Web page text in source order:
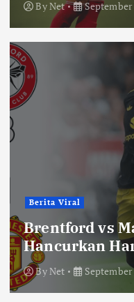
ByNet September
Berita Viral
Brentford vs
Hancurkan
ByNet September